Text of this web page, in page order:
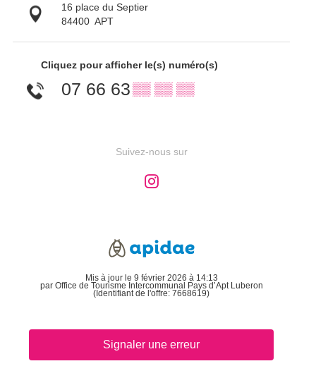
16 place du Septier
84400 APT
Cliquez pour afficher le(s) numéro(s)
07 66 63 ▒▒ ▒▒ ▒▒
Suivez-nous sur
Mis à jour le 9 février 2026 à 14:13
par Office de Tourisme Intercommunal Pays d’Apt Luberon
(Identifiant de l'offre: 7668619)
Signaler une erreur